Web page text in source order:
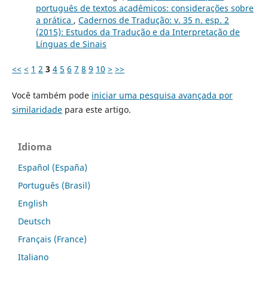
português de textos acadêmicos: considerações sobre
a prática , Cadernos de Tradução: v. 35 n. esp. 2
(2015): Estudos da Tradução e da Interpretação de
Línguas de Sinais
<< < 1 2 3 4 5 6 7 8 9 10 > >>
Você também pode iniciar uma pesquisa avançada por
similaridadepara este artigo.
Idioma
Español (España)
Português (Brasil)
English
Deutsch
Français (France)
Italiano